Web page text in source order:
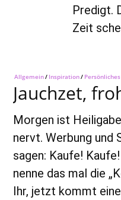
Predigt.
Zeit
Allgemein/ Inspiration/ Persönliches
Jauchzet,
Morgen ist
nervt. Werbung und
sagen: Kaufe!
nenne das mal die
Ihr, jetzt kommt